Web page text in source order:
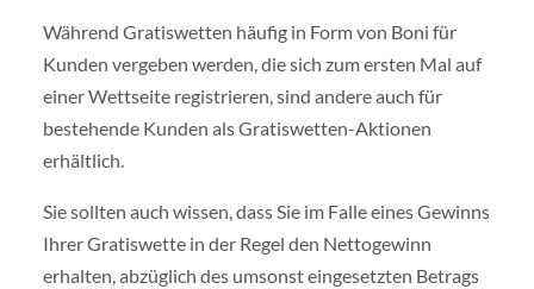
Während Gratiswetten häufig in Form von Boni für
Kunden vergeben werden, die sich zum ersten Mal auf
einer Wettseite registrieren, sind andere auch für
bestehende Kunden als Gratiswetten-Aktionen
erhältlich.
Sie sollten auch wissen, dass Sie im Falle eines Gewinns
Ihrer Gratiswette in der Regel den Nettogewinn
erhalten, abzüglich des umsonst eingesetzten Betrags